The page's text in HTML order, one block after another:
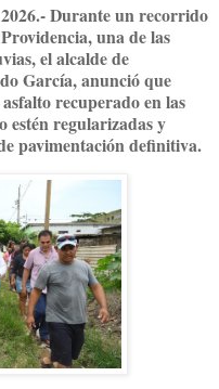
Durante un recorrido
una de las
el alcalde de
García, anunció que
recuperado en las
estén regularizadas y
pavimentación definitiva.